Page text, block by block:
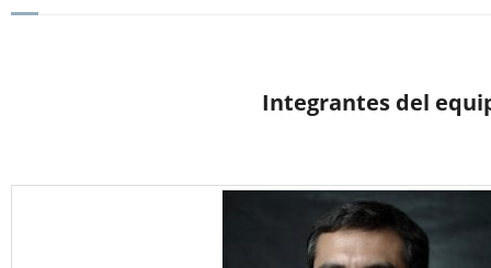
Integrantes del